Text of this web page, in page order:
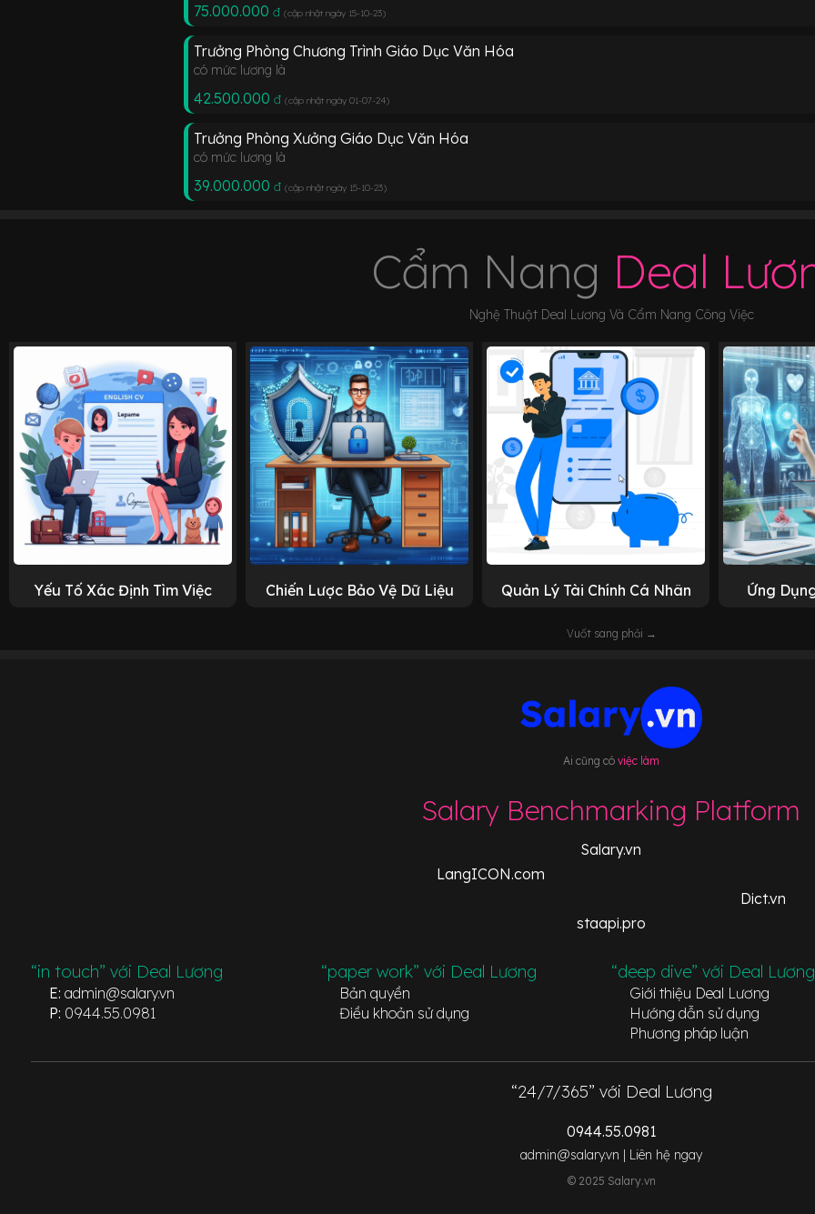
75.000.000 đ (cập nhật ngày 15-10-23)
Trưởng Phòng Chương Trình Giáo Dục Văn Hóa
có mức lương là
42.500.000 đ (cập nhật ngày 01-07-24)
Trưởng Phòng Xưởng Giáo Dục Văn Hóa
có mức lương là
39.000.000 đ (cập nhật ngày 15-10-23)
Cẩm Nang Deal
Nghệ Thuật Deal Lương Và Cẩm Nang Công Việc
Yếu Tố Xác Định Tìm Việc Chiến Lược Bảo Vệ Dữ Liệu Quản Lý Tài Chính Cá Nhân Ứng
Vuốt sang phải →
Ai cũng cóviệc làm
Salary Benchmarking Platform
Salary.vn
LangICON.com
Dict.vn
staapi.pro
“in touch” với Deal Lương
E: admin@salary.vn
P: 0944.55.0981
“paper work” với Deal Lương
Bản quyền
Điều khoản sử dụng
“deep dive” với Deal Lương
Giới thiệu Deal Lương
Hướng dẫn sử dụng
Phương pháp luận
“24/7/365” với Deal Lương
0944.55.0981
admin@salary.vn | Liên hệ ngay
© 2025 Salary.vn